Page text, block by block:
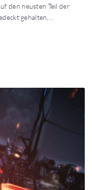
den neusten Teil der
gehalten,…